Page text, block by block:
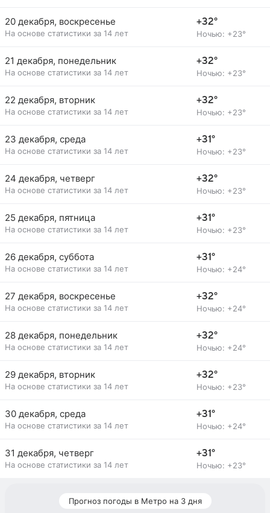
20 декабря, воскресенье
На основе статистики за 14 лет
+32°
Ночью: +23°
21 декабря, понедельник
На основе статистики за 14 лет
+32°
Ночью: +23°
22 декабря, вторник
На основе статистики за 14 лет
+32°
Ночью: +23°
23 декабря, среда
На основе статистики за 14 лет
+31°
Ночью: +23°
24 декабря, четверг
На основе статистики за 14 лет
+32°
Ночью: +23°
25 декабря, пятница
На основе статистики за 14 лет
+31°
Ночью: +23°
26 декабря, суббота
На основе статистики за 14 лет
+31°
Ночью: +24°
27 декабря, воскресенье
На основе статистики за 14 лет
+32°
Ночью: +24°
28 декабря, понедельник
На основе статистики за 14 лет
+32°
Ночью: +24°
29 декабря, вторник
На основе статистики за 14 лет
+32°
Ночью: +23°
30 декабря, среда
На основе статистики за 14 лет
+31°
Ночью: +24°
31 декабря, четверг
На основе статистики за 14 лет
+31°
Ночью: +23°
Прогноз погоды в Метро на 3 дня